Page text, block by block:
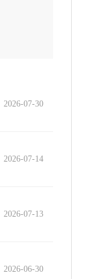
2026-07-30
2026-07-14
2026-07-13
2026-06-30